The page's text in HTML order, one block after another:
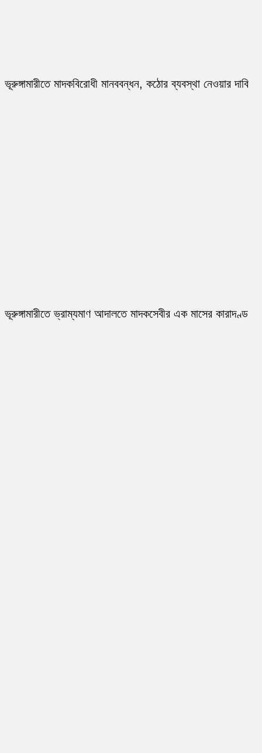
ভূরুঙ্গামারীতে মাদকবিরোধী মানববন্ধন, কঠোর ব্যবস্থা নেওয়ার দাবি
ভূরুঙ্গামারীতে ভ্রাম্যমাণ আদালতে মাদকসেবীর এক মাসের কারাদণ্ড